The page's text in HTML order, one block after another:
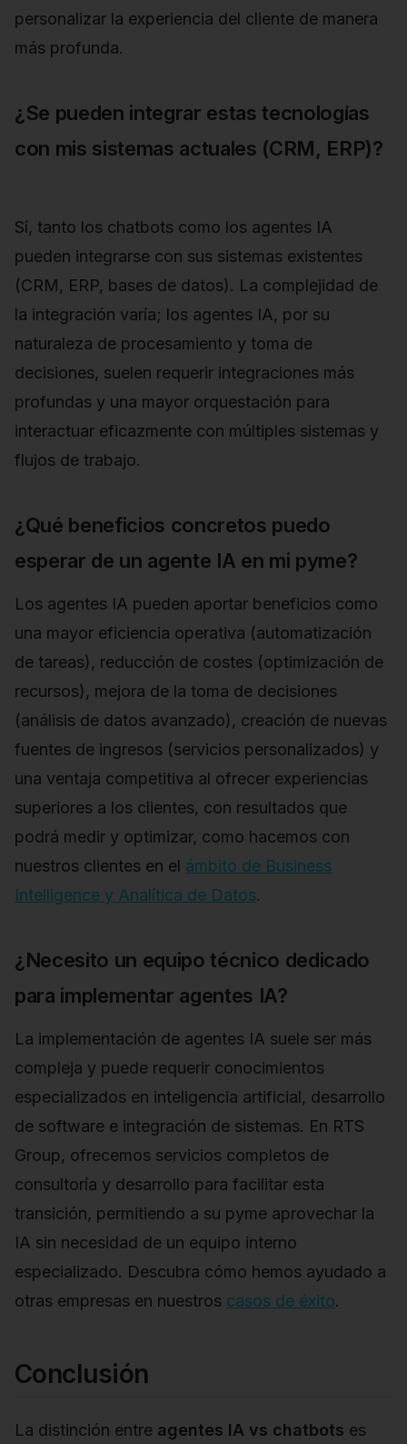
personalizar la experiencia del cliente de manera
más profunda.
¿Se pueden integrar estas tecnologías
con mis sistemas actuales (CRM, ERP)?
Sí, tanto los chatbots como los agentes IA
pueden integrarse con sus sistemas existentes
(CRM, ERP, bases de datos). La complejidad de
la integración varía; los agentes IA, por su
naturaleza de procesamiento y toma de
decisiones, suelen requerir integraciones más
profundas y una mayor orquestación para
interactuar eficazmente con múltiples sistemas y
flujos de trabajo.
¿Qué beneficios concretos puedo
esperar de un agente IA en mi pyme?
Los agentes IA pueden aportar beneficios como
una mayor eficiencia operativa (automatización
de tareas), reducción de costes (optimización de
recursos), mejora de la toma de decisiones
(análisis de datos avanzado), creación de nuevas
fuentes de ingresos (servicios personalizados) y
una ventaja competitiva al ofrecer experiencias
superiores a los clientes, con resultados que
podrá medir y optimizar, como hacemos con
nuestros clientes en el ámbito de Business
Intelligence y Analítica de Datos.
¿Necesito un equipo técnico dedicado
para implementar agentes IA?
La implementación de agentes IA suele ser más
compleja y puede requerir conocimientos
especializados en inteligencia artificial, desarrollo
de software e integración de sistemas. En RTS
Group, ofrecemos servicios completos de
consultoría y desarrollo para facilitar esta
transición, permitiendo a su pyme aprovechar la
IA sin necesidad de un equipo interno
especializado. Descubra cómo hemos ayudado a
otras empresas en nuestros casos de éxito.
Conclusión
La distinción entre agentes IA vs chatbots es